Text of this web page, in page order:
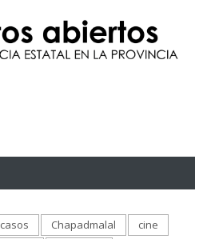
casos Chapadmalal
cine